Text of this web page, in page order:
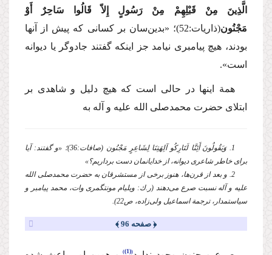
الَّذِینَ مِنْ قَبْلِهِمْ مِنْ رَسُولٍ إِلاّ قَالُوا سَاحِرٌ أَوْ
مَجْنُون(ذاریات:52)؛
«بدین‌سان بر كسانی كه پیش از آنها
بودند، هیچ پیامبری نیامد جز اینكه گفتند جادوگر یا دیوانه
است».
همة اینها در حالی است كه هیچ دلیل و شاهدی بر
ابتلای حضرت محمدصلی الله علیه و آله به
1. وَیَقُولُونَ أَئِنَّا لَتَارِكُو آلِهَتِنَا لِشَاعِرٍ مَجْنُون (صافات:36)؛ «و گفتند: آیا
برای خاطر شاعری دیوانه، از خدایانمان دست برداریم؟»
2. و بعد از قرن‌ها، هنوز برخی از مستشرقان به حضرت محمد
صلی الله
علیه و آله نسبت صرع می‌دهند (ر.ك: ویلیام مونتگمری وات، محمد پیامبر و
سیاستمدار، ترجمة اسماعیل ولی‌زاده، ص22).
﴿ صفحه 96 ﴾
(1)